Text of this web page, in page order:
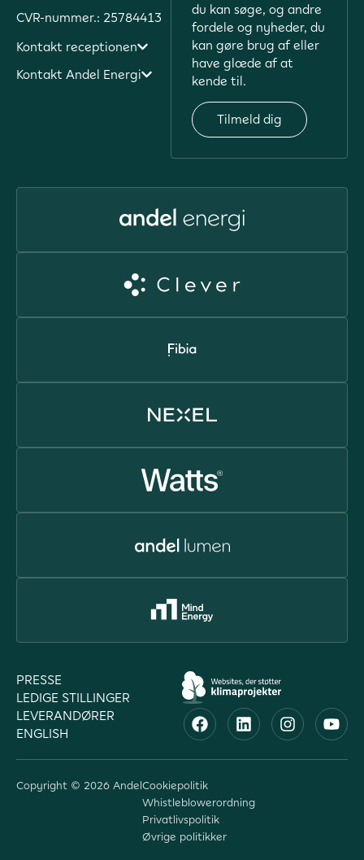
CVR-nummer.: 25784413
Kontakt receptionen
Kontakt Andel Energi
du kan søge, og andre
fordele og nyheder, du
kan gøre brug af eller
have glæde af at
kende til.
Tilmeld dig
PRESSE
LEDIGE STILLINGER
LEVERANDØRER
ENGLISH
Copyright © 2026 AndelCookiepolitik
Whistleblowerordning
Privatlivspolitik
Øvrige politikker